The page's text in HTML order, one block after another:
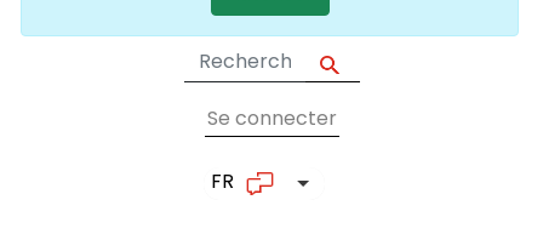
User account
Se connecter
FR List additional actions